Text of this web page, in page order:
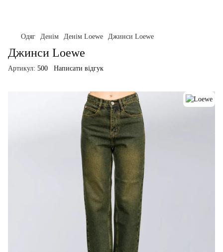
Одяг Денім Денім Loewe Джинси Loewe
Джинси Loewe
Артикул: 500 Написати відгук